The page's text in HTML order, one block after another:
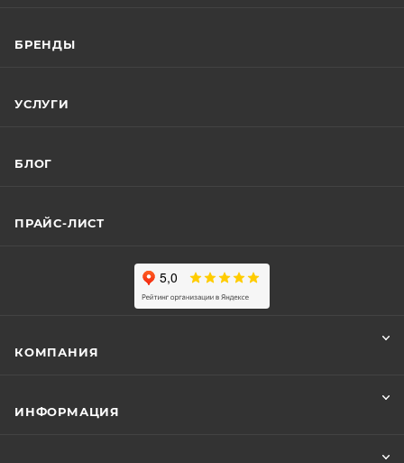
БРЕНДЫ
УСЛУГИ
БЛОГ
ПРАЙС-ЛИСТ
КОМПАНИЯ
ИНФОРМАЦИЯ